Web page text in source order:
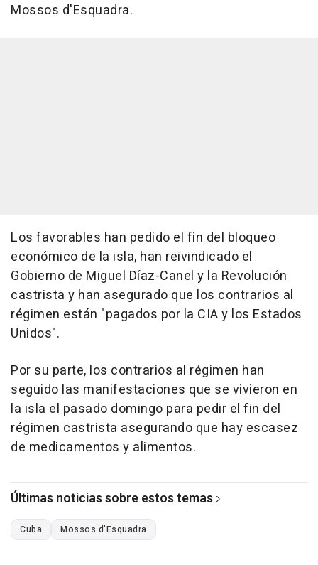
Mossos d'Esquadra.
Los favorables han pedido el fin del bloqueo
económico de la isla, han reivindicado el
Gobierno de Miguel Díaz-Canel y la Revolución
castrista y han asegurado que los contrarios al
régimen están "pagados por la CIA y los Estados
Unidos".
Por su parte, los contrarios al régimen han
seguido las manifestaciones que se vivieron en
la isla el pasado domingo para pedir el fin del
régimen castrista asegurando que hay escasez
de medicamentos y alimentos.
Últimas noticias sobre estos temas
Cuba Mossos d'Esquadra